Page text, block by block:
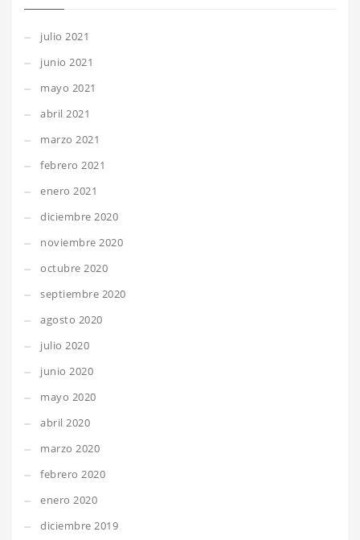
julio 2021
junio 2021
mayo 2021
abril 2021
marzo 2021
febrero 2021
enero 2021
diciembre 2020
noviembre 2020
octubre 2020
septiembre 2020
agosto 2020
julio 2020
junio 2020
mayo 2020
abril 2020
marzo 2020
febrero 2020
enero 2020
diciembre 2019